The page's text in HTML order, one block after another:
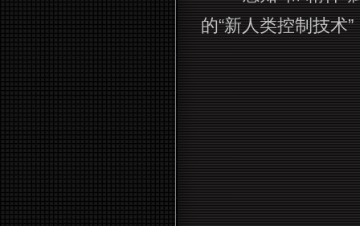
的“新人类控制技术”